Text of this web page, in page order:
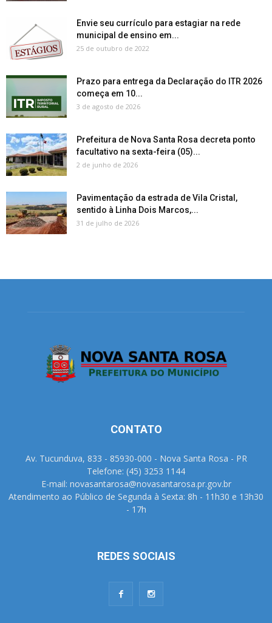
Envie seu currículo para estagiar na rede
municipal de ensino em...
25 de outubro de 2022
Prazo para entrega da Declaração do ITR 2026
começa em 10...
3 de agosto de 2026
Prefeitura de Nova Santa Rosa decreta ponto
facultativo na sexta-feira (05)...
2 de junho de 2026
Pavimentação da estrada de Vila Cristal,
sentido à Linha Dois Marcos,...
31 de julho de 2026
CONTATO
Av. Tucunduva, 833 - 85930-000 - Nova Santa Rosa - PR
Telefone: (45) 3253 1144
E-mail: novasantarosa@novasantarosa.pr.gov.br
Atendimento ao Público de Segunda à Sexta: 8h - 11h30 e 13h30
- 17h
REDES SOCIAIS